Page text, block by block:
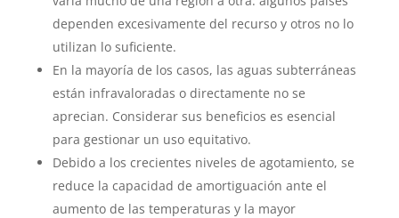
dependen excesivamente del recurso y otros no lo
utilizan lo suficiente.
En la mayoría de los casos, las aguas subterráneas
están infravaloradas o directamente no se
aprecian. Considerar sus beneficios es esencial
para gestionar un uso equitativo.
Debido a los crecientes niveles de agotamiento, se
reduce la capacidad de amortiguación ante el
aumento de las temperaturas y la mayor